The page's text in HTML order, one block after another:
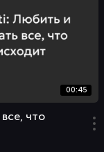
00:45
что